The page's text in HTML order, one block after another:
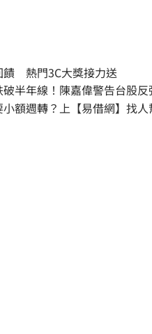
饋 熱門3C大獎接力送
破半年線！陳嘉偉警告台股反
小額週轉？上【易借網】找人